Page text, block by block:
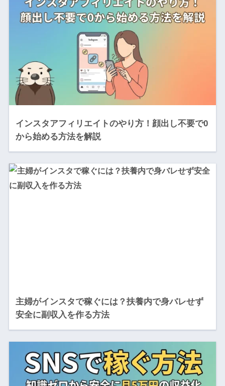
インスタアフィリエイトのやり方！顔出し不要で0
から始める方法を解説
主婦がインスタで稼ぐには？扶養内で身バレせず
安全に副収入を作る方法